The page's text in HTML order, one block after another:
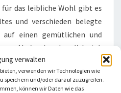
verwalten
verwenden wir Technologien wie
speichern und/oder darauf zuzugreifen.
können wir Daten wie das
das leibliche Wohl gibt es
und verschieden belegte
einen gemütlichen und
und laden dazu herzlich ein!